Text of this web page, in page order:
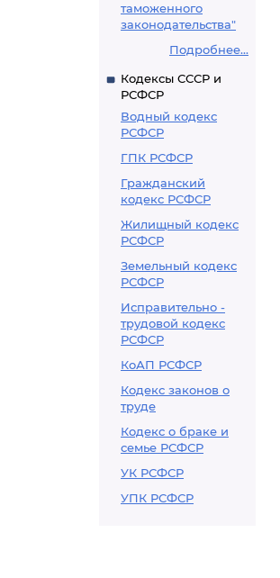
таможенного
законодательства"
Подробнее...
Кодексы СССР и
РСФСР
Водный кодекс
РСФСР
ГПК РСФСР
Гражданский
кодекс РСФСР
Жилищный кодекс
РСФСР
Земельный кодекс
РСФСР
Исправительно -
трудовой кодекс
РСФСР
КоАП РСФСР
Кодекс законов о
труде
Кодекс о браке и
семье РСФСР
УК РСФСР
УПК РСФСР